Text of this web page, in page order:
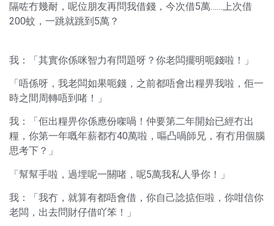
隔咗冇幾耐，呢位朋友再問我借錢，今次借5萬……上次借
200蚊，一跳就跳到5萬？
我：「其實你係咪智力有問題呀？你老闆擺明呃錢啦！」
「唔係呀，我老闆如果呃錢，之前都唔會出糧畀我啦，佢一
時之間周轉唔到啫！」
我：「佢出糧畀你係應份㗎喎！仲要第二年開始已經冇出
糧，你第一年嘅年薪都冇40萬啦，嘔凸喎師兄，有冇用個腦
思考下？」
「幫幫手啦，過埋呢一關啫，呢5萬我私人爭你！」
我：「我冇，就算有都唔會借，你自己諗掂佢啦，你咁信你
老闆，出去問財仔借吖笨！」